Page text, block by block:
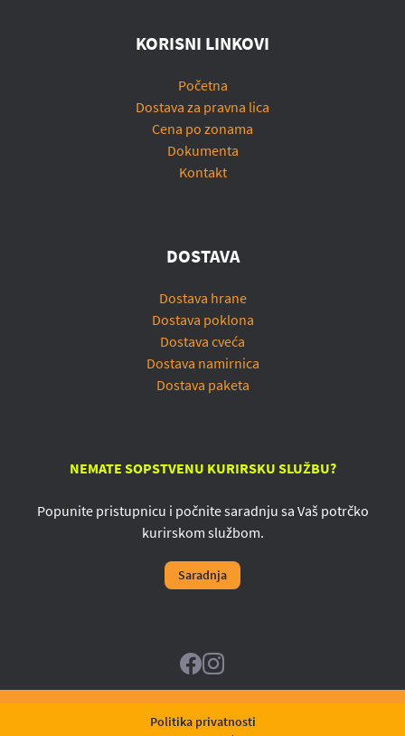
KORISNI LINKOVI
Početna
Dostava za pravna lica
Cena po zonama
Dokumenta
Kontakt
DOSTAVA
Dostava hrane
Dostava poklona
Dostava cveća
Dostava namirnica
Dostava paketa
NEMATE SOPSTVENU KURIRSKU SLUŽBU?
Popunite pristupnicu i počnite saradnju sa Vaš potrčko
kurirskom službom.
Saradnja
Politika privatnosti